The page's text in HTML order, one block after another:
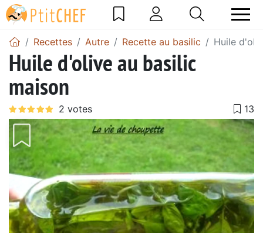
Recettes Autre Recette au basilic Huile
Huile d'olive au basilic
maison